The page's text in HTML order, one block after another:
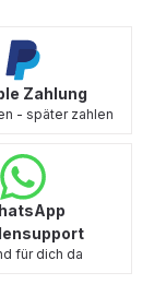
Zahlung
- später zahlen
für dich da